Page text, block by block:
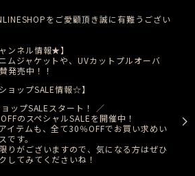
をご愛顧頂き誠に有難うござい
ンネル情報★】
ムジャケットや、UVカットプルオーバ
発売中！！
ョップSALE情報☆】
ップSALEスタート！ ／
のスペシャルSALEを開催中！
イテムも、全て30％OFFでお買い求めい
です。
りがございますので、気になる方はぜひ
してみてくださいね！